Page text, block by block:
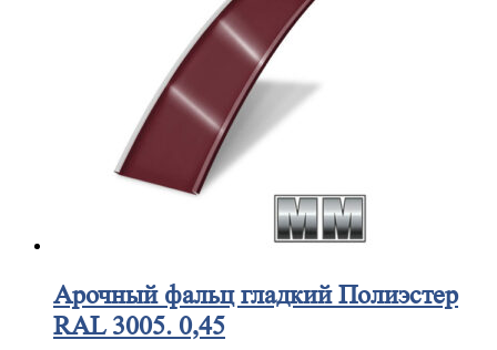
Арочныйфальц гладкий Полиэстер
RAL 3005. 0,45